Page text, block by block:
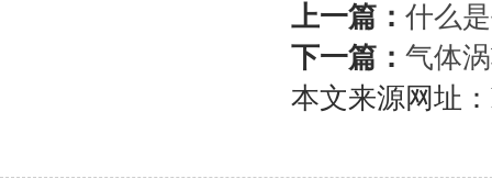
上一篇： 什么
下一篇： 气体
本文来源网址：